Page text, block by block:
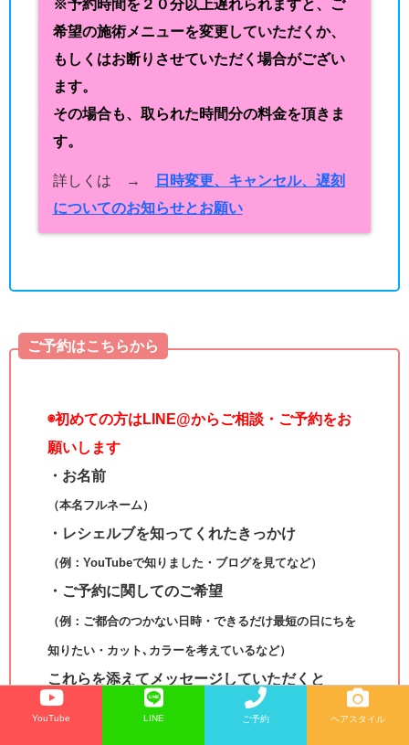
※予約時間を２０分以上遅れられますと、ご
希望の施術メニューを変更していただくか、
もしくはお断りさせていただく場合がござい
ます。
その場合も、取られた時間分の料金を頂きま
す。
詳しくは →
日時変更、キャンセル、遅刻
についてのお知らせとお願い
ご予約はこちらから
◉初めての方はLINE@からご相談・ご予約をお
願いします
・お名前
（本名フルネーム）
・レシェルブを知ってくれたきっかけ
（例：YouTubeで知りました・ブログを見てなど）
・ご予約に関してのご希望
（例：ご都合のつかない日時・できるだけ最短の日にちを
知りたい・カット､カラーを考えているなど）
これらを添えてメッセージしていただくと
やりとりスムーズにさせてもらえます
YouTube LINE ご予約 ヘアスタイル